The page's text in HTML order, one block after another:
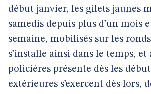
début janvier, les gilets jaunes
samedis depuis plus d’un mois
semaine, mobilisés sur les
s’installe ainsi dans le temps,
policières présente dès les
extérieures s’exercent dès lors,